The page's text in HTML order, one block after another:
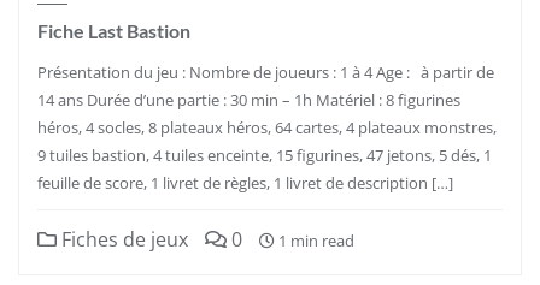
Fiche Last Bastion
Présentation du jeu : Nombre de joueurs : 1 à 4 Age : à partir de
14 ans Durée d’une partie : 30 min – 1h Matériel : 8 figurines
héros, 4 socles, 8 plateaux héros, 64 cartes, 4 plateaux monstres,
9 tuiles bastion, 4 tuiles enceinte, 15 figurines, 47 jetons, 5 dés, 1
feuille de score, 1 livret de règles, 1 livret de description […]
Fiches de jeux 0 1 min read